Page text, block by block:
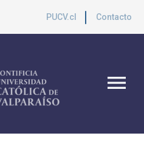
PUCV.cl Contacto
menu